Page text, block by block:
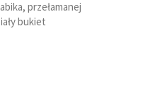
przełamanej
bukiet